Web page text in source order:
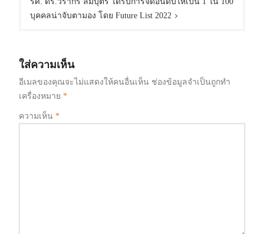
บุคคลน่าจับตามอง โดย Future List 2022
ใส่ความเห็น
อีเมลของคุณจะไม่แสดงให้คนอื่นเห็น ช่องข้อมูลจำเป็นถูกทำ
เครื่องหมาย *
ความเห็น *